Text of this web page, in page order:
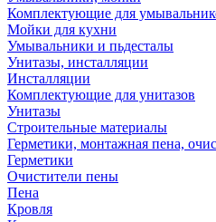
Комплектующие для
Мойки для кухни
Умывальники и пьдесталы
Унитазы, инсталляции
Инсталляции
Комплектующие для унитазов
Унитазы
Строительные материалы
Герметики, монтажная пена,
Герметики
Очистители пены
Пена
Кровля